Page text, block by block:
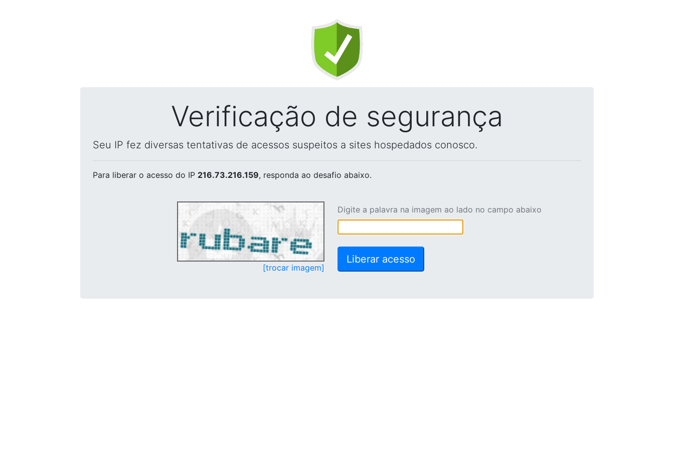
Verificação de segurança
Seu IP fez diversas tentativas de acessos suspeitos a sites hospedados conosco.
Para liberar o acesso do IP 216.73.216.159, responda ao desafio abaixo.
[trocar imagem]
Digite a palavra na imagem ao lado no campo abaixo